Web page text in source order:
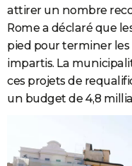
attirer un nombre
Rome a déclaré que
pied pour terminer
impartis. La
ces projets de
un budget de 4,8